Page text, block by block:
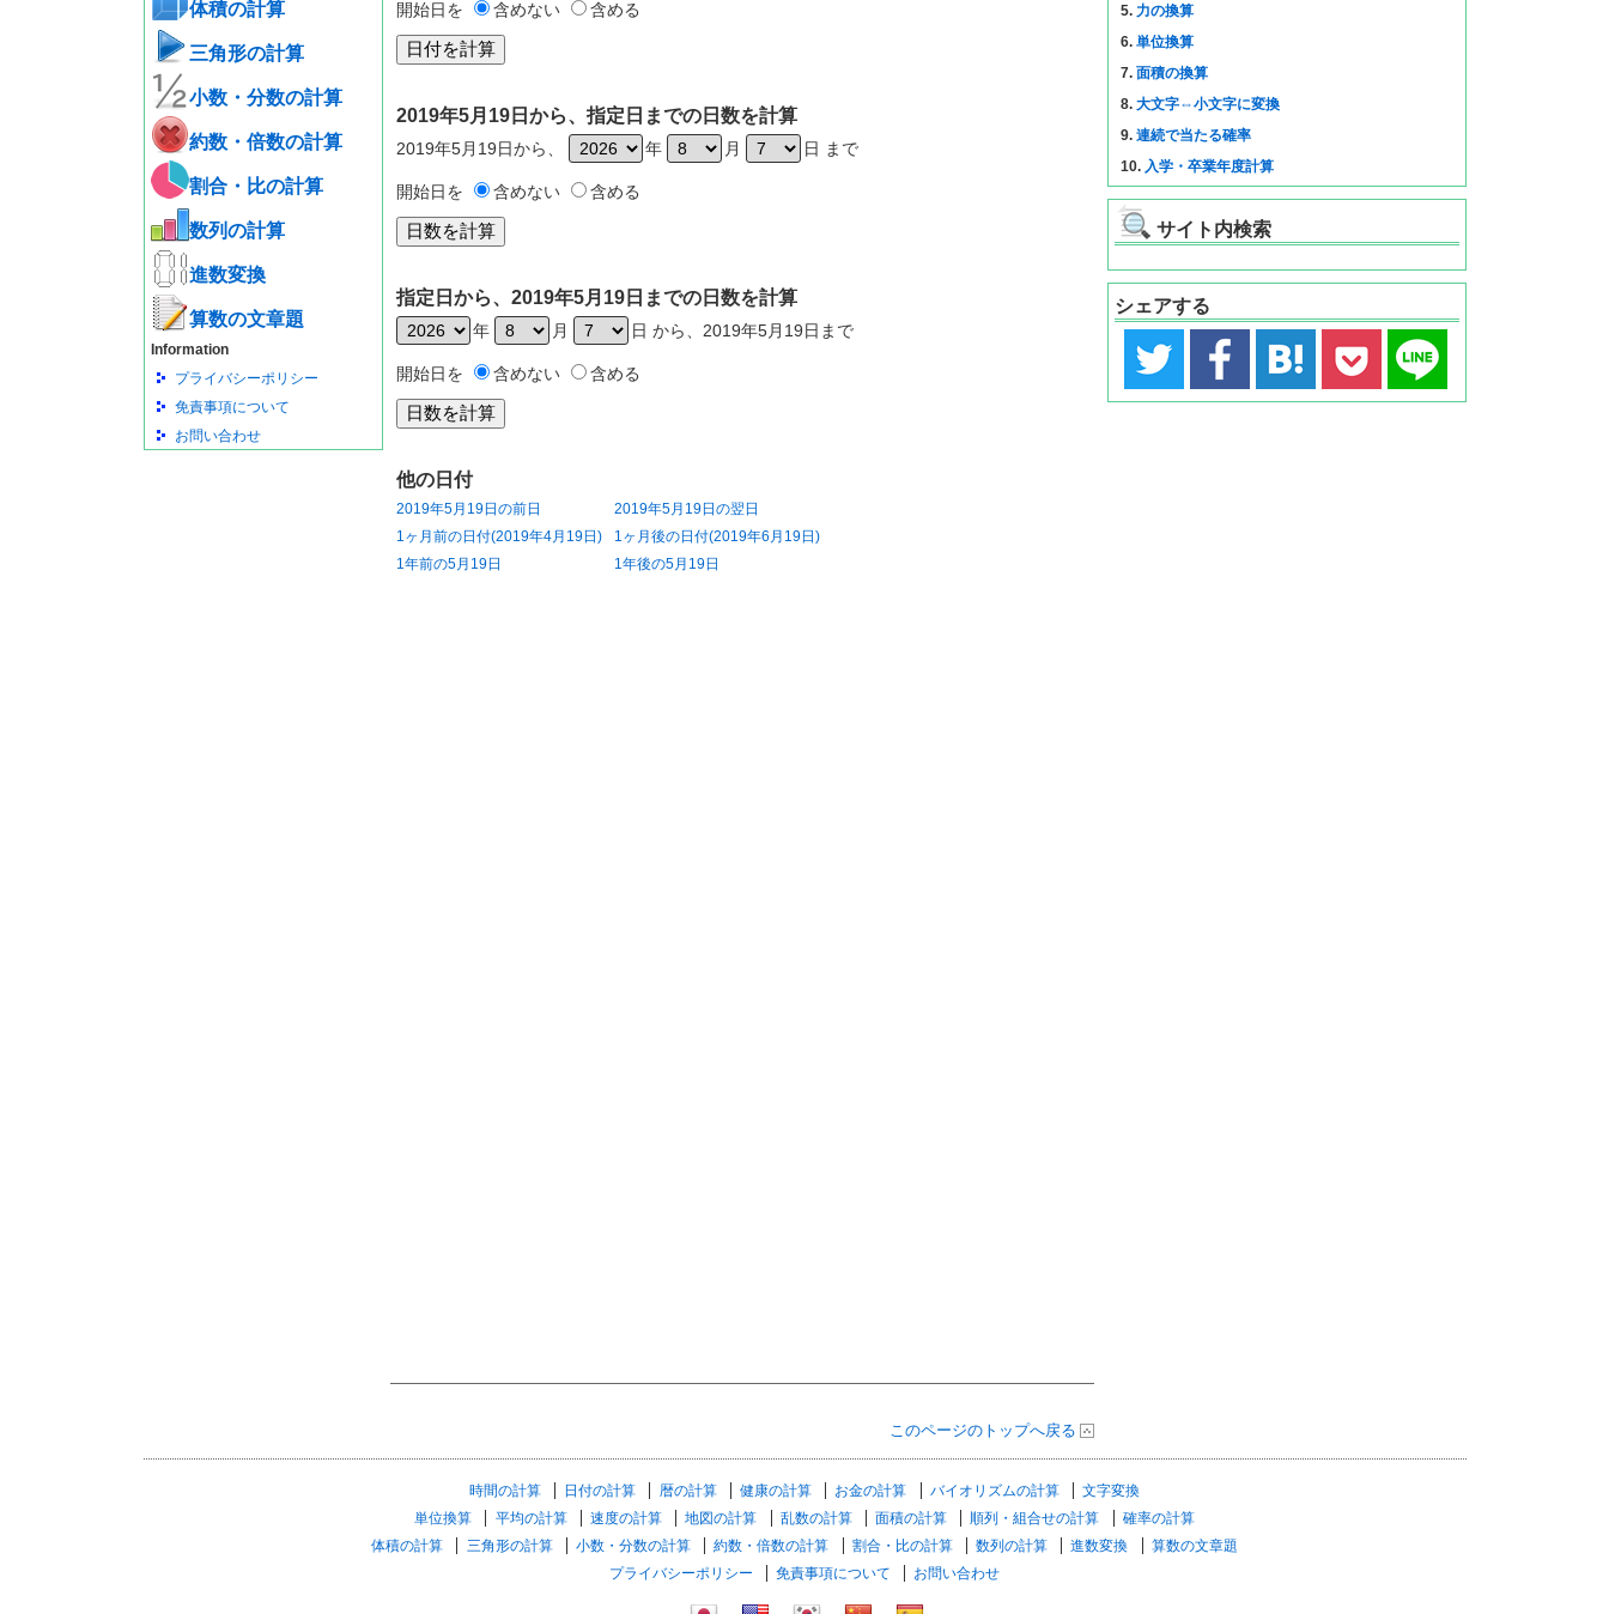
体積の計算
三角形の計算
小数・分数の計算
約数・倍数の計算
割合・比の計算
数列の計算
進数変換
算数の文章題
Information
プライバシーポリシー
免責事項について
お問い合わせ
開始日を 含めない 含める
2019年5月19日から、指定日までの日数を計算
2019年5月19日から、 年 月 日 まで
開始日を 含めない 含める
指定日から、2019年5月19日までの日数を計算
年 月 日 から、2019年5月19日まで
開始日を 含めない 含める
他の日付
2019年5月19日の前日
2019年5月19日の翌日
1ヶ月前の日付(2019年4月19日)
1ヶ月後の日付(2019年6月19日)
1年前の5月19日
1年後の5月19日
このページのトップへ戻る
5. 力の換算
6. 単位換算
7. 面積の換算
8. 大文字⇔小文字に変換
9. 連続で当たる確率
10. 入学・卒業年度計算
サイト内検索
シェアする
時間の計算 日付の計算 暦の計算 健康の計算 お金の計算 バイオリズムの計算
文字変換
単位換算
平均の計算 速度の計算 地図の計算 乱数の計算 面積の計算 順列・組合せの計算
確率の計算
体積の計算
三角形の計算 小数・分数の計算 約数・倍数の計算 割合・比の計算 数列の計算 進数変換
算数の文章題
プライバシーポリシー
免責事項について お問い合わせ